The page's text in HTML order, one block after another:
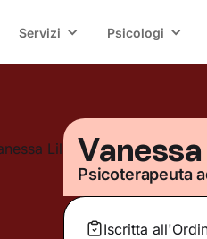
Servizi Psicologi
Psicoterapeuta
Iscritta